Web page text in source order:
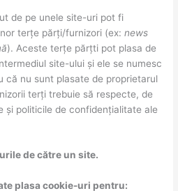
de pe unele site-uri pot fi
terțe părți/furnizori (ex:news
). Aceste terțe părțti pot plasa de
site-ului și ele se numesc
că nu sunt plasate de proprietarul
terți trebuie să respecte, de
și politicile de confidențialitate ale
de către un site.
plasa cookie-uri pentru: